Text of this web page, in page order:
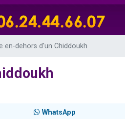
don pour 5 enfants déjà orphelins
sur WhatsApp
en-dehors d'un Chiddoukh
WhatsApp